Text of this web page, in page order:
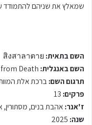
שמאלץ את שניהם להתמודד
השם בתאית:
השם באנגלית: from Death
תרגום השם:ברכת אלת
פרקים:
ז'אנר:אהבת בנים, מסתורין,
שנה: 2025